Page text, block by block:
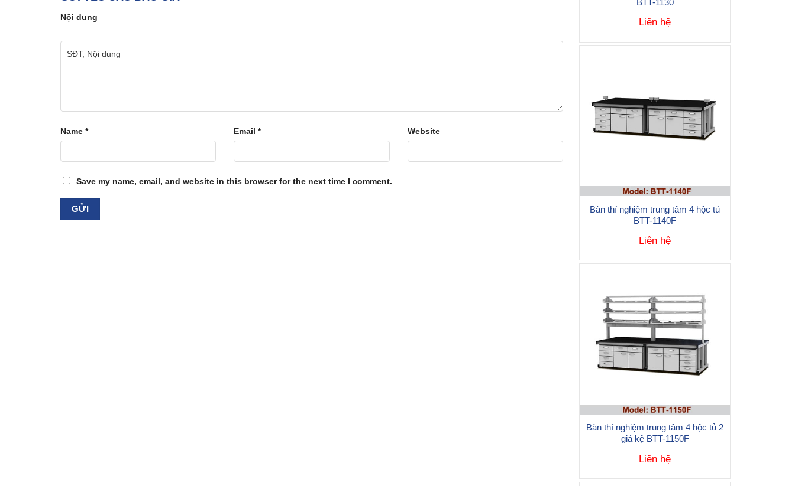
Nội dung
Name * Email* Website
Save my name, email, and website in this browser for the next time I comment.
BTT-1130
Liên hệ
Bàn thí nghiệm trung tâm 4 hộc tủ
BTT-1140F
Liên hệ
Bàn thí nghiệm trung tâm 4 hộc tủ 2
giá kệ BTT-1150F
Liên hệ